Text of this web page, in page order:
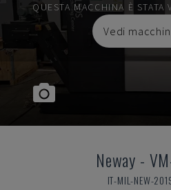
QUESTA MACCHINA È STATA
Vedi
Neway -
IT-MIL-NEW-